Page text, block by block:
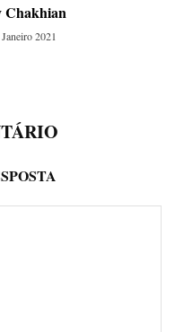
Chakhian
Janeiro 2021